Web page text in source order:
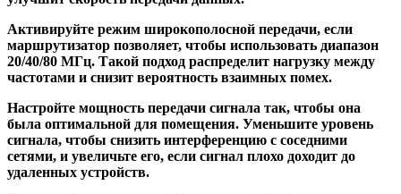
Активируйте режим широкополосной передачи, если
маршрутизатор позволяет, чтобы использовать диапазон
20/40/80 МГц. Такой подход распределит нагрузку между
частотами и снизит вероятность взаимных помех.
Настройте мощность передачи сигнала так, чтобы она
была оптимальной для помещения. Уменьшите уровень
сигнала, чтобы снизить интерференцию с соседними
сетями, и увеличьте его, если сигнал плохо доходит до
удаленных устройств.